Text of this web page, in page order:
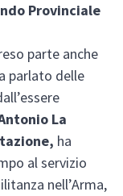
Provinciale
parte anche
parlato delle
La
ha
al servizio
nell’Arma,